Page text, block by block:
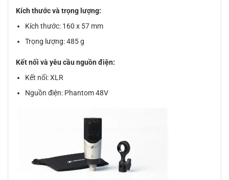
Kích thước và trọng lượng:
Kích thước: 160 x 57 mm
Trọng lượng: 485 g
Kết nối và yêu cầu nguồn điện:
Kết nối: XLR
Nguồn điện: Phantom 48V